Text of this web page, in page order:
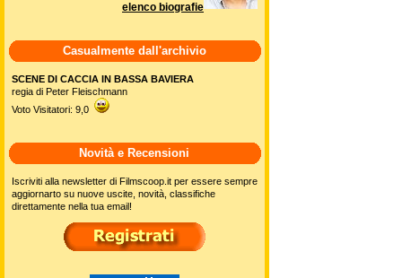
elenco biografie
Casualmente dall'archivio
SCENE DI CACCIA IN BASSA BAVIERA
regia di Peter Fleischmann
Voto Visitatori: 9,0
Novità e Recensioni
Iscriviti alla newsletter di Filmscoop.it per essere sempre
aggiornarto su nuove uscite, novità, classifiche
direttamente nella tua email!